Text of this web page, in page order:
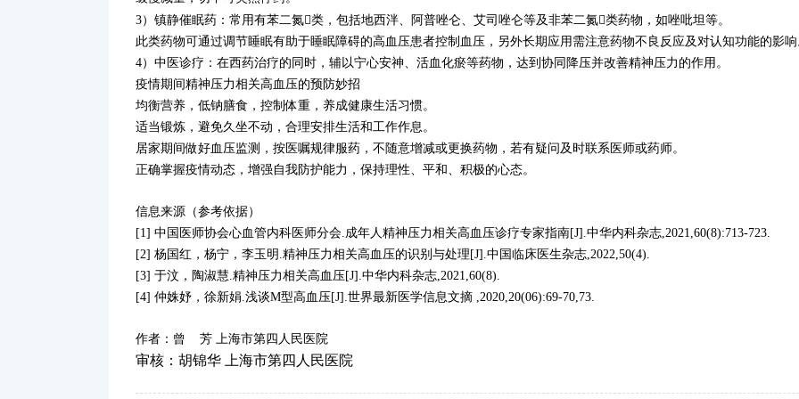
3）镇静催眠药：常用有苯二氮类，包括地西泮、阿普唑仑、艾司唑仑等及非苯二氮类药物，如唑吡坦等。
此类药物可通过调节睡眠有助于睡眠障碍的高血压患者控制血压，另外长期应用需注意药物不良反应及对认知功能的影
4）中医诊疗：在西药治疗的同时，辅以宁心安神、活血化瘀等药物，达到协同降压并改善精神压力的作用。
疫情期间精神压力相关高血压的预防妙招
均衡营养，低钠膳食，控制体重，养成健康生活习惯。
适当锻炼，避免久坐不动，合理安排生活和工作作息。
居家期间做好血压监测，按医嘱规律服药，不随意增减或更换药物，若有疑问及时联系医师或药师。
正确掌握疫情动态，增强自我防护能力，保持理性、平和、积极的心态。
信息来源（参考依据）
[1] 中国医师协会心血管内科医师分会.成年人精神压力相关高血压诊疗专家指南[J].中华内科杂志,2021,60(8):713-723.
[2] 杨国红，杨宁，李玉明.精神压力相关高血压的识别与处理[J].中国临床医生杂志,2022,50(4).
[3] 于汶，陶淑慧.精神压力相关高血压[J].中华内科杂志,2021,60(8).
[4] 仲姝妤，徐新娟.浅谈M型高血压[J].世界最新医学信息文摘 ,2020,20(06):69-70,73.
作者：曾 芳 上海市第四人民医院
审核：胡锦华 上海市第四人民医院